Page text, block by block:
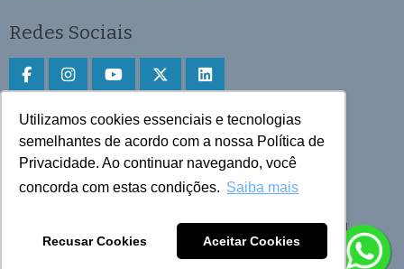
Utilizamos cookies essenciais e tecnologias
semelhantes de acordo com a nossa Política de
Privacidade. Ao continuar navegando, você
concorda com estas condições. Saiba mais
Recusar Cookies Aceitar Cookies
Redes Sociais
Faça download do aplicativo
Play Store e App Store
Todos os direitos reservados © 2025 Cruzeiro do Sul